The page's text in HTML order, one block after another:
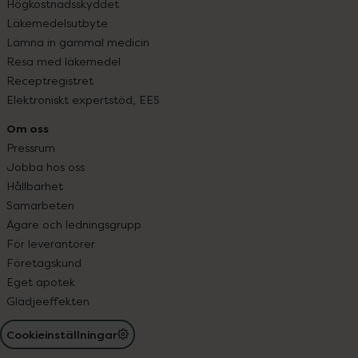
Högkostnadsskyddet
Läkemedelsutbyte
Lämna in gammal medicin
Resa med läkemedel
Receptregistret
Elektroniskt expertstöd, EES
Om oss
Pressrum
Jobba hos oss
Hållbarhet
Samarbeten
Ägare och ledningsgrupp
För leverantörer
Företagskund
Eget apotek
Glädjeeffekten
Cookieinställningar